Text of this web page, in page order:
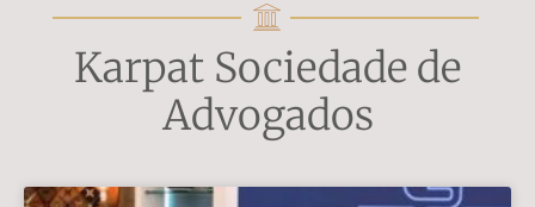
Karpat Sociedade de
Advogados